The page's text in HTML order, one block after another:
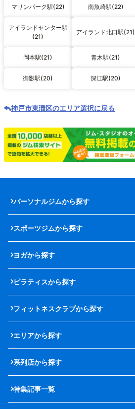
マリンパーク駅(22) 南魚崎駅(22)
アイランドセンター駅
(21)
アイランド北口駅(21)
岡本駅(21) 青木駅(21)
御影駅(20) 深江駅(20)
神戸市東灘区のエリア選択に戻る
パーソナルジムから探す
スポーツジムから探す
ヨガから探す
ピラティスから探す
フィットネスクラブから探す
エリアから探す
系列店から探す
特集記事一覧